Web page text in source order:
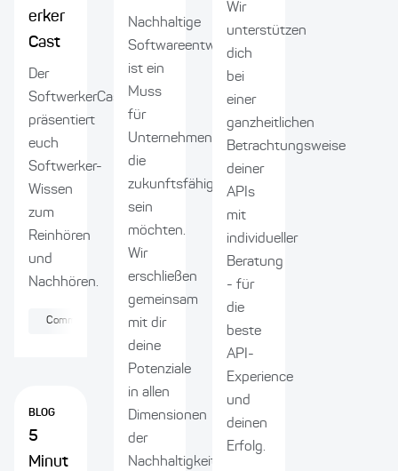
erker
Cast
Der
SoftwerkerCast
präsentiert
euch
Softwerker-
Wissen
zum
Reinhören
und
Nachhören.
Community Softwareentwicklung
BLOG
5
Minut
Nachhaltige
Softwareentwicklung
ist ein
Muss
für
Unternehmen,
die
zukunftsfähig
sein
möchten.
Wir
erschließen
gemeinsam
mit dir
deine
Potenziale
in allen
Dimensionen
der
Nachhaltigkeit.
Wir
unterstützen
dich
bei
einer
ganzheitlichen
Betrachtungsweise
deiner
APIs
mit
individueller
Beratung
- für
die
beste
API-
Experience
und
deinen
Erfolg.